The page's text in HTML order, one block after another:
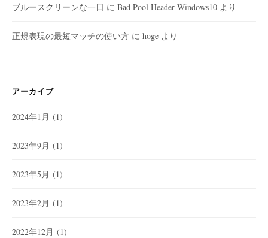
ブルースクリーンな一日 に Bad Pool Header Windows10 より
正規表現の最短マッチの使い方 に hoge より
アーカイブ
2024年1月 (1)
2023年9月 (1)
2023年5月 (1)
2023年2月 (1)
2022年12月 (1)